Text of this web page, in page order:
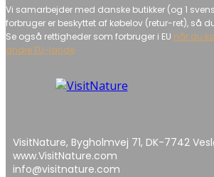
Vi samarbejder med danske butikker (og 1
forbruger er beskyttet af købelov (retur-ret), så
Se også rettigheder som forbruger i EU når du
andre EU-lande
VisitNature, Bygholmvej 71, DK-7742
www.VisitNature.com
info@visitnature.com